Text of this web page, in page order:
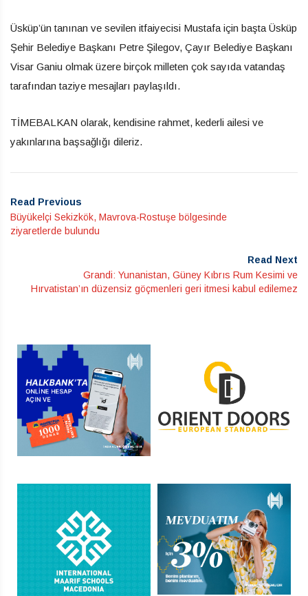
Üsküp’ün tanınan ve sevilen itfaiyecisi Mustafa için başta Üsküp
Şehir Belediye Başkanı Petre Şilegov, Çayır Belediye Başkanı
Visar Ganiu olmak üzere birçok milleten çok sayıda vatandaş
tarafından taziye mesajları paylaşıldı.
TİMEBALKAN olarak, kendisine rahmet, kederli ailesi ve
yakınlarına başsağlığı dileriz.
Read Previous
Büyükelçi Sekizkök, Mavrova-Rostuşe bölgesinde
ziyaretlerde bulundu
Read Next
Grandi: Yunanistan, Güney Kıbrıs Rum Kesimi ve
Hırvatistan’ın düzensiz göçmenleri geri itmesi kabul edilemez